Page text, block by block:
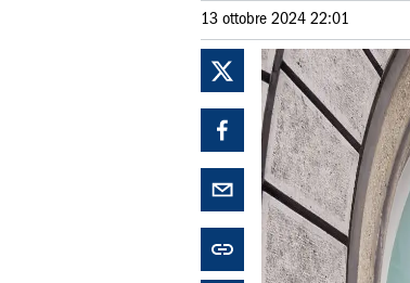
13 ottobre 2024 22:01